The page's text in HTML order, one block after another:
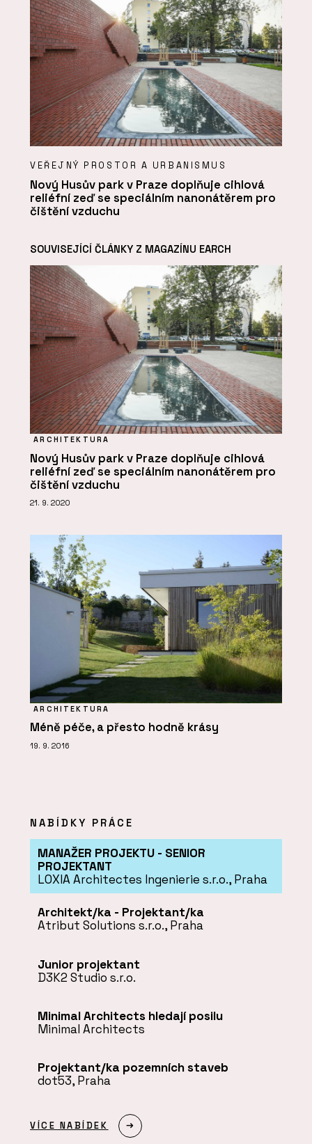
VEŘEJNÝ PROSTOR A URBANISMUS
Nový Husův park v Praze doplňuje cihlová
reliéfní zeď se speciálním nanonátěrem pro
čištění vzduchu
SOUVISEJÍCÍ ČLÁNKY Z MAGAZÍNU EARCH
ARCHITEKTURA
Nový Husův park v Praze doplňuje cihlová
reliéfní zeď se speciálním nanonátěrem pro
čištění vzduchu
21. 9. 2020
ARCHITEKTURA
Méně péče, a přesto hodně krásy
19. 9. 2016
NABÍDKY PRÁCE
MANAŽER PROJEKTU - SENIOR
PROJEKTANT
LOXIA Architectes Ingenierie s.r.o., Praha
Architekt/ka - Projektant/ka
Atribut Solutions s.r.o., Praha
Junior projektant
D3K2 Studio s.r.o.
Minimal Architects hledají posilu
Minimal Architects
Projektant/ka pozemních staveb
dot53, Praha
VÍCE NABÍDEK